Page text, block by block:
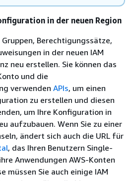
in der neuen Region
Gruppen, Berechtigungssätze,
in der neuen IAM
neu erstellen. Sie können das
und die
verwenden APIs, um einen
zu erstellen und diesen
um Ihre Konfiguration in
aufzubauen. Wenn Sie zu einer
ändert sich auch die URL für
, das Ihren Benutzern Single-
Anwendungen AWS-Konten
müssen Sie auch einige IAM